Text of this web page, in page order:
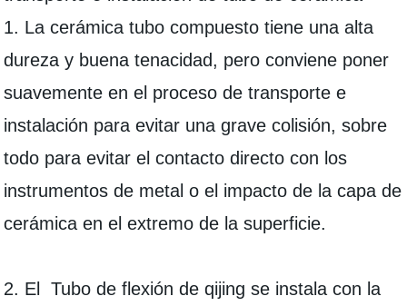
1. La cerámica tubo compuesto tiene una alta
dureza y buena tenacidad, pero conviene poner
suavemente en el proceso de transporte e
instalación para evitar una grave colisión, sobre
todo para evitar el contacto directo con los
instrumentos de metal o el impacto de la capa de
cerámica en el extremo de la superficie.
2. El Tubo de flexión de qijing se instala con la